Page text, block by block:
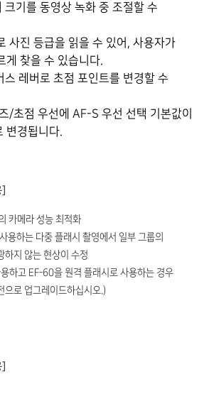
기를 동영상 녹화 중 조절할 수
사진 등급을 읽을 수 있어, 사용자가
게 찾을 수 있습니다.
스 레버로 초점 포인트를 변경할 수
/초점 우선에 AF-S 우선 선택 기본값이
변경됩니다.
카메라 성능 최적화
용하는 다중 플래시 촬영에서 일부 그룹의
하지 않는 현상이 수정
하고 EF-60을 원격 플래시로 사용하는 경우
으로 업그레이드하십시오.)